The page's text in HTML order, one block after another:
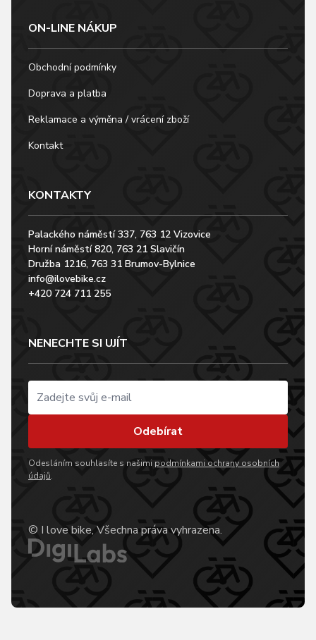
ON-LINE NÁKUP
Obchodní podmínky
Doprava a platba
Reklamace a výměna / vrácení zboží
Kontakt
KONTAKTY
Palackého náměstí 337, 763 12 Vizovice
Horní náměstí 820, 763 21 Slavičín
Družba 1216, 763 31 Brumov-Bylnice
info@ilovebike.cz
+420 724 711 255
NENECHTE SI UJÍT
Odebírat
Odesláním souhlasíte s našimi podmínkami ochrany osobních
údajů.
© I love bike, Všechna práva vyhrazena.